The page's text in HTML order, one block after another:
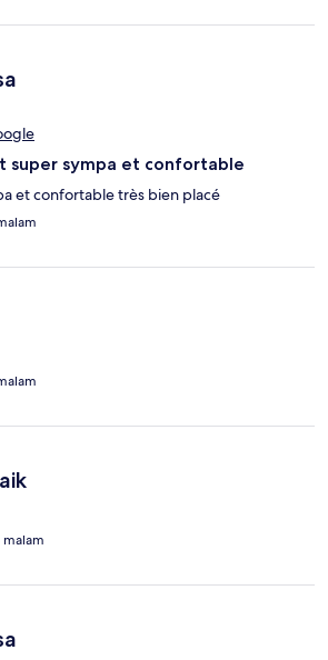
super sympa et confortable
et confortable très bien placé
malam